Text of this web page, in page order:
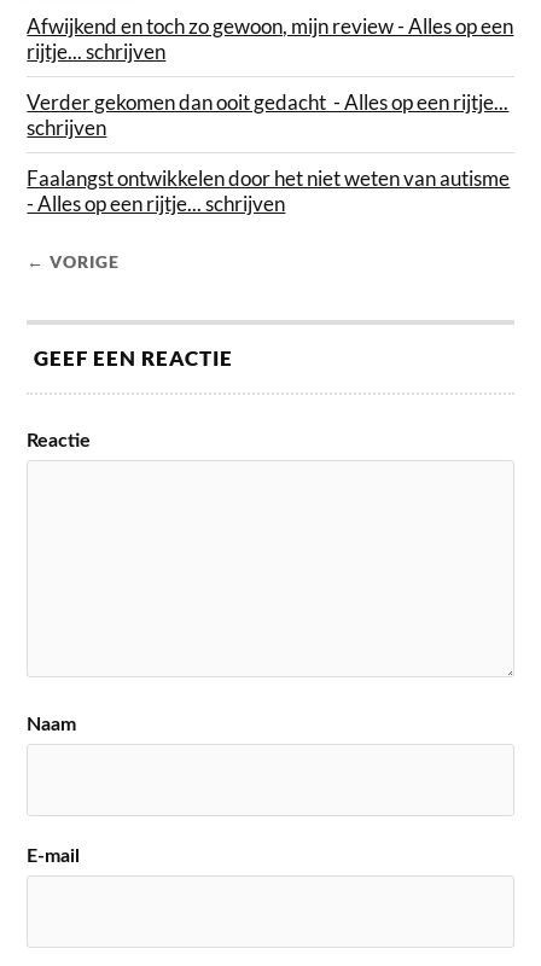
Afwijkend en toch zo gewoon, mijn review - Alles op een
rijtje... schrijven
Verder gekomen dan ooit gedacht - Alles op een rijtje...
schrijven
Faalangst ontwikkelen door het niet weten van autisme
- Alles op een rijtje... schrijven
← VORIGE
GEEF EEN REACTIE
Reactie
Naam
E-mail